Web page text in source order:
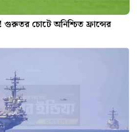
গুরুতর চোটে অনিশ্চিত ফ্রান্সের